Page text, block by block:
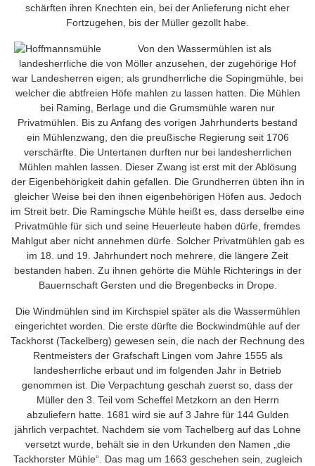
schärften ihren Knechten ein, bei der Anlieferung nicht eher
Fortzugehen, bis der Müller gezollt habe.
Von den Wassermühlen ist als
landesherrliche die von Möller anzusehen, der zugehörige Hof
war Landesherren eigen; als grundherrliche die Sopingmühle, bei
welcher die abtfreien Höfe mahlen zu lassen hatten. Die Mühlen
bei Raming, Berlage und die Grumsmühle waren nur
Privatmühlen. Bis zu Anfang des vorigen Jahrhunderts bestand
ein Mühlenzwang, den die preußische Regierung seit 1706
verschärfte. Die Untertanen durften nur bei landesherrlichen
Mühlen mahlen lassen. Dieser Zwang ist erst mit der Ablösung
der Eigenbehörigkeit dahin gefallen. Die Grundherren übten ihn in
gleicher Weise bei den ihnen eigenbehörigen Höfen aus. Jedoch
im Streit betr. Die Ramingsche Mühle heißt es, dass derselbe eine
Privatmühle für sich und seine Heuerleute haben dürfe, fremdes
Mahlgut aber nicht annehmen dürfe. Solcher Privatmühlen gab es
im 18. und 19. Jahrhundert noch mehrere, die längere Zeit
bestanden haben. Zu ihnen gehörte die Mühle Richterings in der
Bauernschaft Gersten und die Bregenbecks in Drope.
Die Windmühlen sind im Kirchspiel später als die Wassermühlen
eingerichtet worden. Die erste dürfte die Bockwindmühle auf der
Tackhorst (Tackelberg) gewesen sein, die nach der Rechnung des
Rentmeisters der Grafschaft Lingen vom Jahre 1555 als
landesherrliche erbaut und im folgenden Jahr in Betrieb
genommen ist. Die Verpachtung geschah zuerst so, dass der
Müller den 3. Teil vom Scheffel Metzkorn an den Herrn
abzuliefern hatte. 1681 wird sie auf 3 Jahre für 144 Gulden
jährlich verpachtet. Nachdem sie vom Tachelberg auf das Lohne
versetzt wurde, behält sie in den Urkunden den Namen „die
Tackhorster Mühle“. Das mag um 1663 geschehen sein, zugleich